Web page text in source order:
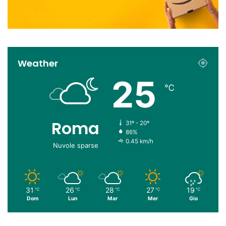
Weather
Roma
Nuvole sparse
25 ℃
31º - 20º
86%
0.45 km/h
31 ℃
Dom
26 ℃
Lun
28 ℃
Mar
27 ℃
Mer
19 ℃
Gio